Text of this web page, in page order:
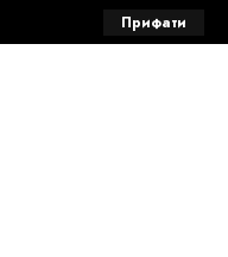
Прифати